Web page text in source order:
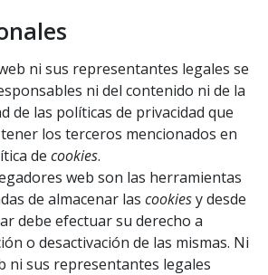
ni sus representantes legales se
ni del contenido ni de la
de las políticas de privacidad que
los terceros mencionados en
de cookies.
web son las herramientas
de almacenar las cookiesy desde
debe efectuar su derecho a
o desactivación de las mismas. Ni
ni sus representantes legales